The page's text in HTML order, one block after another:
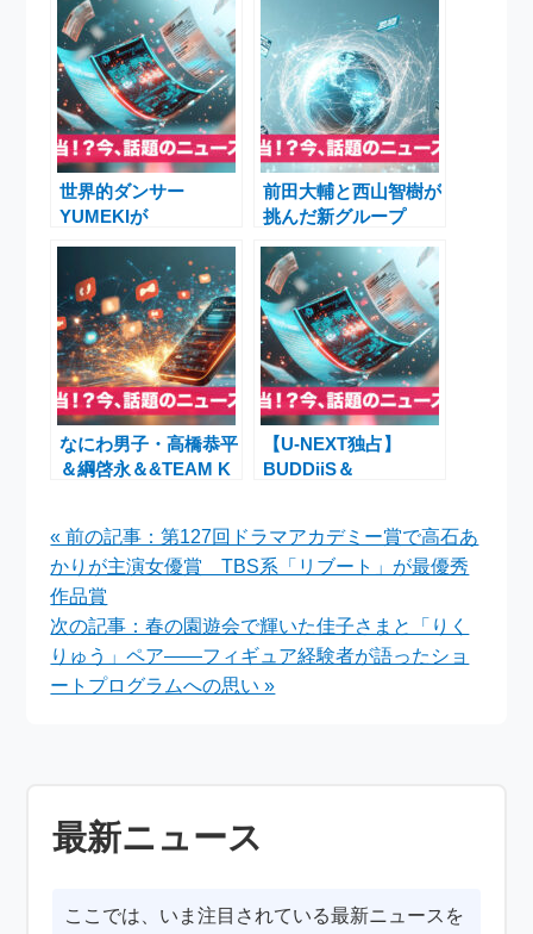
世界的ダンサー
YUMEKIが
「FOREVER BLUE」
で魅せる最後の挑戦
前田大輔と西山智樹が
挑んだ新グループ
までの全軌跡 ― 富山
出身の前田大輔が歩
む“新たな夢”
なにわ男子・高橋恭平
＆綱啓永＆&TEAM K
トが話題に
【U-NEXT独占】
BUDDiiS＆
信決定！見逃し配信・
ウォッチパーティも
« 前の記事：第127回ドラマアカデミー賞で高石あ
かりが主演女優賞 TBS系「リブート」が最優秀
作品賞
次の記事：春の園遊会で輝いた佳子さまと「りく
りゅう」ペア――フィギュア経験者が語ったショ
ートプログラムへの思い »
最新ニュース
ここでは、いま注目されている最新ニュースを